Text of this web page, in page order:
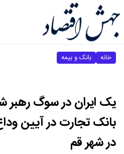
خانه بانک و بیمه
یک ایران در سوگ
بانک تجارت در آیین
در شهر قم